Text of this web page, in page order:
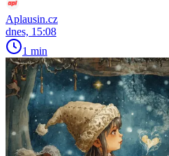
Aplausin.cz
dnes, 15:08
1 min